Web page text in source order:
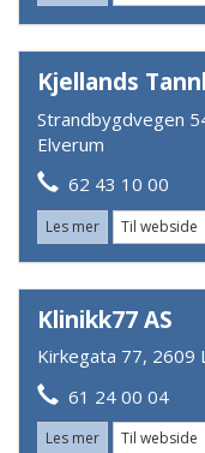
Kjellands
Strandbygdvegen
Elverum
62 43 10 00
Les mer Til webside
Klinikk77 AS
Kirkegata 77, 2609
61 24 00 04
Les mer Til webside